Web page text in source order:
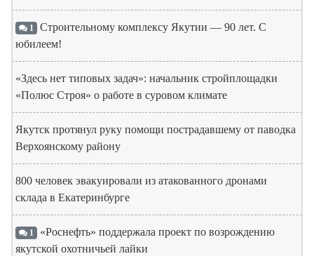
1 Строительному комплексу Якутии — 90 лет. С
юбилеем!
«Здесь нет типовых задач»: начальник стройплощадки
«Полюс Строя» о работе в суровом климате
Якутск протянул руку помощи пострадавшему от паводка
Верхоянскому району
800 человек эвакуировали из атакованного дронами
склада в Екатеринбурге
1 «Роснефть» поддержала проект по возрождению
якутской охотничьей лайки